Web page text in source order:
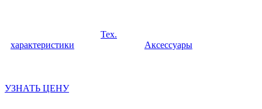
Тех.
характеристики
Аксессуары
УЗНАТЬ ЦЕНУ